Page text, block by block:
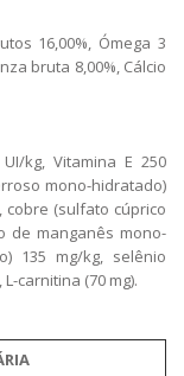
16,00%, Ómega 3
bruta 8,00%, Cálcio
kg, Vitamina E 250
mono-hidratado)
cobre (sulfato cúprico
de manganês mono-
135 mg/kg, selênio
carnitina (70 mg).